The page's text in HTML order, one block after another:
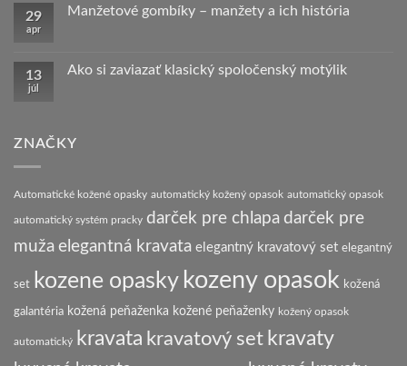
Kravata
–
tipov
ako
29
apr
Manžetové gombíky – manžety a ich história
Manžetové
gombíky
13
júl
Ako si zaviazať klasický spoločenský motýlik
zaviazať
ZNAČKY
Automatické kožené opasky automatický kožený opasok automatický opasok
automatický systém pracky darček pre chlapa darček pre
muža elegantná kravata elegantný kravatový set elegantný
set kozene opasky kozeny opasok kožená
galantéria kožená peňaženka kožené peňaženky kožený opasok
automatický kravata kravatový set kravaty